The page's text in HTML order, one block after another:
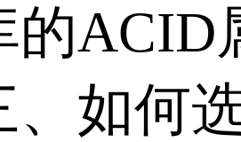
的ACID
何选